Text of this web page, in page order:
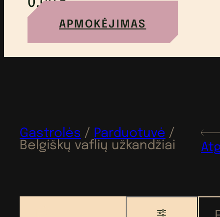
0,00€
APMOKĖJIMAS
Gastrolės / Parduotuvė /
Belgiškų vaflių užkandžiai